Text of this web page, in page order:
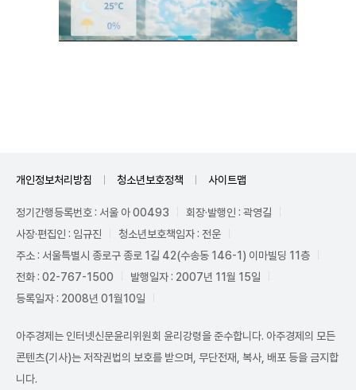
개인정보처리방침 청소년보호정책 사이트맵
정기간행등록번호 : 서울 아 00493
회장·발행인 : 곽영길
사장·편집인 : 임규진
청소년보호책임자 : 전운
주소 : 서울특별시 종로구 종로 1길 42(수송동 146-1) 이마빌딩 11층
전화 : 02-767-1500
발행일자 : 2007년 11월 15일
등록일자 : 2008년 01월10일
아주경제는 인터넷신문윤리위원회 윤리강령을 준수합니다. 아주경제의 모든
콘텐츠(기사)는 저작권법의 보호를 받으며, 무단전재, 복사, 배포 등을 금지합
니다.